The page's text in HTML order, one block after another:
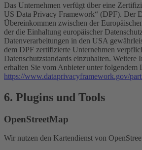
Das Unternehmen verfügt über eine
US Data Privacy Framework“ (DPF). Der
Übereinkommen zwischen der
der die Einhaltung europäischer
Datenverarbeitungen in den USA
dem DPF zertifizierte Unternehmen
Datenschutzstandards einzuhalten. Weitere
erhalten Sie vom Anbieter unter folgendem
https://www.dataprivacyframework.gov/
6. Plugins und Tools
OpenStreetMap
Wir nutzen den Kartendienst von